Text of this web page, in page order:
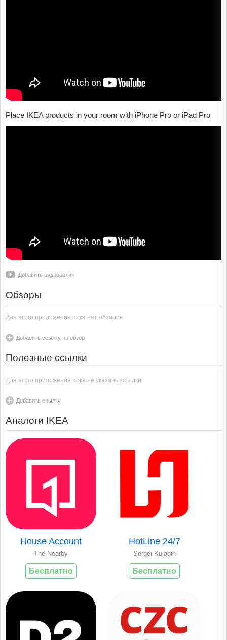
Place IKEA products in your room with iPhone Pro or iPad Pro
Добавить видеоролик
Обзоры
Для этого приложения пока нет обзоров
Добавить ссылку на обзор
Полезные ссылки
Для этого приложения пока не указаны ссылки
Добавить ссылку
Аналоги IKEA
House Account
The Nearby
Бесплатно
HotLine 24/7
Sergei Kulagin
Бесплатно